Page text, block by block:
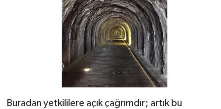
Buradan yetkililere açık çağrımdır; artık bu